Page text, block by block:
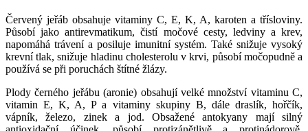
Červený jeřáb obsahuje vitaminy C, E, K, A, karoten a třísloviny.
Působí jako antirevmatikum, čistí močové cesty, ledviny a krev,
napomáhá trávení a posiluje imunitní systém. Také snižuje vysoký
krevní tlak, snižuje hladinu cholesterolu v krvi, působí močopudně a
používá se při poruchách štítné žlázy.
Plody černého jeřábu (aronie) obsahují velké množství vitaminu C,
vitamin E, K, A, P a vitaminy skupiny B, dále draslík, hořčík,
vápník, železo, zinek a jod. Obsažené antokyany mají silný